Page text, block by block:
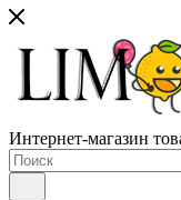
Интернет-магазин